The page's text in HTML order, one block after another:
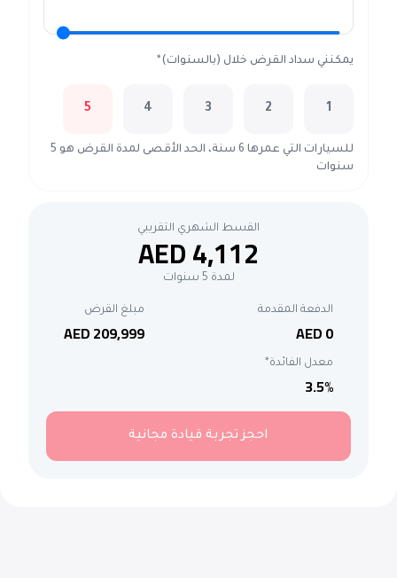
يمكنني سداد القرض خلال (بالسنوات)*
1
2
3
4
5
للسيارات التي عمرها 6 سنة، الحد الأقصى لمدة القرض هو 5
سنوات
القسط الشهري التقريبي
AED 4,112
لمدة 5 سنوات
الدفعة المقدمة
AED 0
مبلغ القرض
AED 209,999
معدل الفائدة*
3.5%
احجز تجربة قيادة مجانية